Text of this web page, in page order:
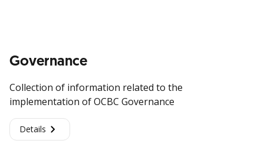
Governance
Collection of information related to the
implementation of OCBC Governance
Details